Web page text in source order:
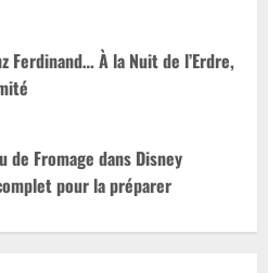
Ferdinand… À la Nuit de l’Erdre,
Fromage dans Disney
pour la préparer